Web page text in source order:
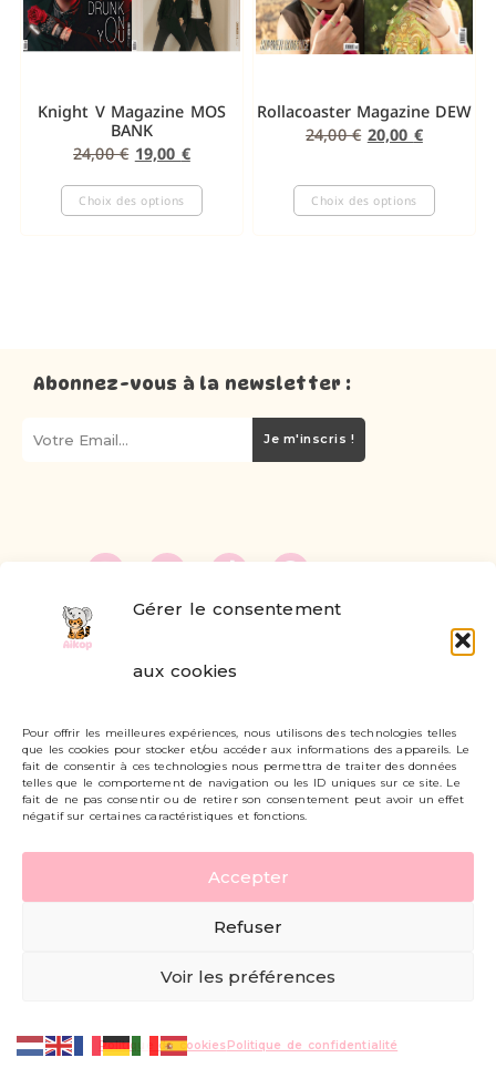
Gérer le consentement
aux cookies
Pour offrir les meilleures expériences, nous utilisons des technologies telles
que les cookies pour stocker et/ou accéder aux informations des appareils. Le
fait de consentir à ces technologies nous permettra de traiter des données
telles que le comportement de navigation ou les ID uniques sur ce site. Le
fait de ne pas consentir ou de retirer son consentement peut avoir un effet
négatif sur certaines caractéristiques et fonctions.
Accepter
Refuser
Voir les préférences
Politique de cookiesPolitique de confidentialité
Knight V Magazine MOS
BANK
24,00€ 19,00 €
Choix des options
Rollacoaster Magazine DEW
24,00€ 20,00 €
Choix des options
Abonnez-vous à la newsletter :
Je m'inscris !
Livraisons et retours
Mon compte
Carte cadeau
Politique de confidentialité
Mentions légales - CGV
© AIKOP 2026, tous droits réservés.